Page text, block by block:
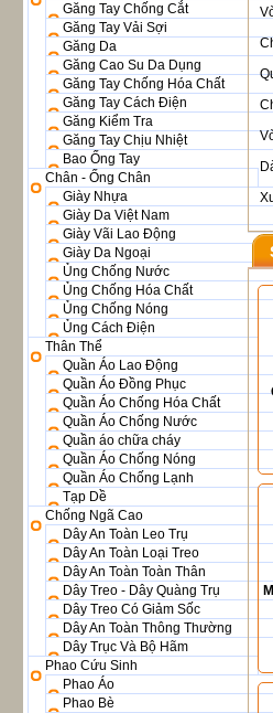
Găng Tay Chống Cắt
Găng Tay Vải Sợi
Găng Da
Găng Cao Su Da Dụng
Găng Tay Chống Hóa Chất
Găng Tay Cách Điện
Găng Kiểm Tra
Găng Tay Chịu Nhiệt
Bao Ống Tay
Chân - Ống Chân
Giày Nhựa
Giày Da Việt Nam
Giày Vãi Lao Động
Giày Da Ngoại
Ủng Chống Nước
Ủng Chống Hóa Chất
Ủng Chống Nóng
Ủng Cách Điện
Thân Thể
Quần Áo Lao Động
Quần Áo Đồng Phục
Quần Áo Chống Hóa Chất
Quần Áo Chống Nước
Quần áo chữa cháy
Quần Áo Chống Nóng
Quần Áo Chống Lạnh
Tạp Dề
Chống Ngã Cao
Dây An Toàn Leo Trụ
Dây An Toàn Loại Treo
Dây An Toàn Toàn Thân
Dây Treo - Dây Quàng Trụ
Dây Treo Có Giảm Sốc
Dây An Toàn Thông Thường
Dây Trục Và Bộ Hãm
Phao Cứu Sinh
Phao Áo
Phao Bè